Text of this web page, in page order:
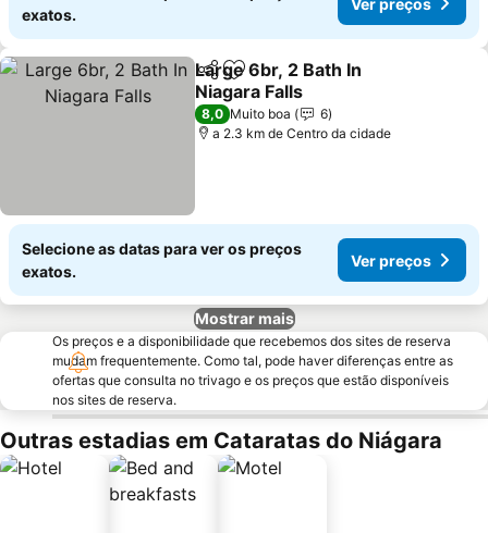
exatos.
PartilharAdicionar aos favoritos
Large 6br, 2 Bath In
Niagara Falls
Ver preços
8,0 Muito boa
6
a 2.3 km de Centro da cidade
Selecione as datas para ver os preços
exatos.
Ver preços
Mostrar mais
Os preços e a disponibilidade que recebemos dos sites de reserva
mudam frequentemente. Como tal, pode haver diferenças entre as
ofertas que consulta no trivago e os preços que estão disponíveis
nos sites de reserva.
Outras estadias em Cataratas do Niágara